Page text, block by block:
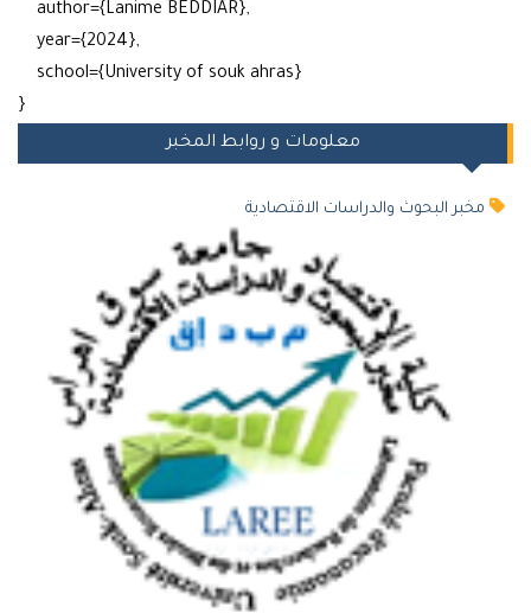
author={Lanime BEDDIAR},
year={2024},
school={University of souk ahras}
معلومات و روابط المخبر
البحوث والدراسات الاقتصادية